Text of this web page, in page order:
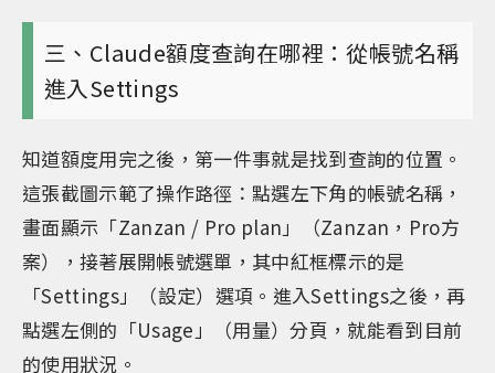
三、Claude額度查詢在哪裡：從帳號名稱
進入Settings
知道額度用完之後，第一件事就是找到查詢的位置。
這張截圖示範了操作路徑：點選左下角的帳號名稱，
畫面顯示「Zanzan / Pro plan」（Zanzan，Pro方
案），接著展開帳號選單，其中紅框標示的是
「Settings」（設定）選項。進入Settings之後，再
點選左側的「Usage」（用量）分頁，就能看到目前
的使用狀況。